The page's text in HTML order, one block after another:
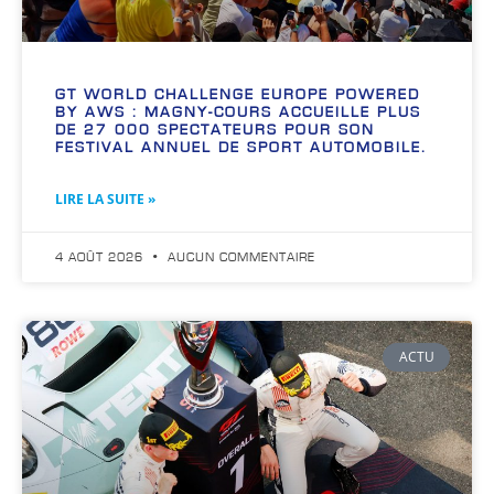
GT WORLD CHALLENGE EUROPE POWERED
BY AWS : MAGNY-COURS ACCUEILLE PLUS
DE 27 000 SPECTATEURS POUR SON
FESTIVAL ANNUEL DE SPORT AUTOMOBILE.
LIRE LA SUITE »
4 AOÛT 2026 AUCUN COMMENTAIRE
ACTU